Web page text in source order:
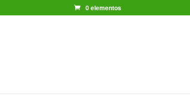
0 elementos